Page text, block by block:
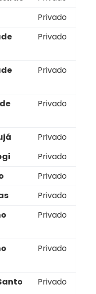
Privado
Privado
Privado
Privado
Privado
Privado
Privado
Privado
Privado
Privado
Privado